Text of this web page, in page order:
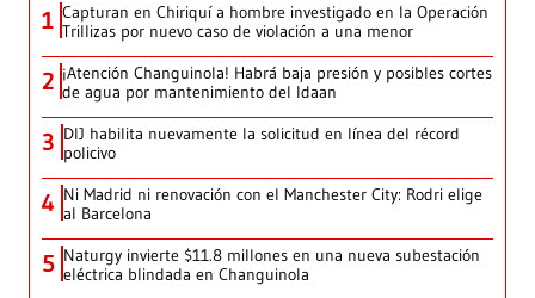
1 Capturan en Chiriquí a hombre investigado en la Operación
Trillizas por nuevo caso de violación a una menor
2 ¡Atención Changuinola! Habrá baja presión y posibles cortes
de agua por mantenimiento del Idaan
3 DIJ habilita nuevamente la solicitud en línea del récord
policivo
4 Ni Madrid ni renovación con el Manchester City: Rodri elige
al Barcelona
5 Naturgy invierte $11.8 millones en una nueva subestación
eléctrica blindada en Changuinola